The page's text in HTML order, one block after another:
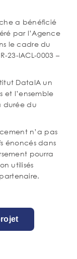
a bénéficié
par l’Agence
le cadre du
23-IACL-0003 –
DataIA un
et l’ensemble
durée du
n’a pas
énoncés dans
pourra
utilisés